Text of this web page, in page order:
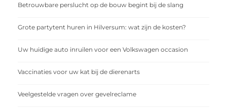
Betrouwbare perslucht op de bouw begint bij de slang
Grote partytent huren in Hilversum: wat zijn de kosten?
Uw huidige auto inruilen voor een Volkswagen occasion
Vaccinaties voor uw kat bij de dierenarts
Veelgestelde vragen over gevelreclame